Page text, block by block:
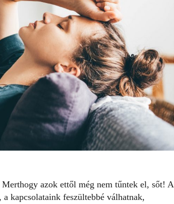
azok ettől még nem tűntek el, sőt! A
kapcsolataink feszültebbé válhatnak,